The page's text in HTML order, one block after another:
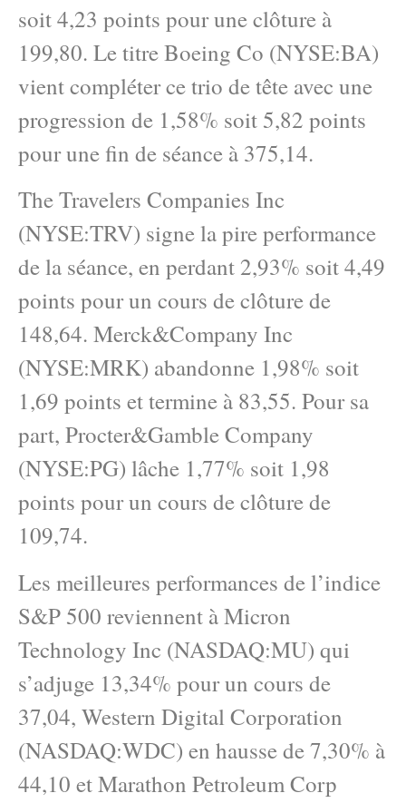
soit 4,23 points pour une clôture à
199,80. Le titre Boeing Co (NYSE:BA)
vient compléter ce trio de tête avec une
progression de 1,58% soit 5,82 points
pour une fin de séance à 375,14.
The Travelers Companies Inc
(NYSE:TRV) signe la pire performance
de la séance, en perdant 2,93% soit 4,49
points pour un cours de clôture de
148,64. Merck&Company Inc
(NYSE:MRK) abandonne 1,98% soit
1,69 points et termine à 83,55. Pour sa
part, Procter&Gamble Company
(NYSE:PG) lâche 1,77% soit 1,98
points pour un cours de clôture de
109,74.
Les meilleures performances de l’indice
S&P 500 reviennent à Micron
Technology Inc (NASDAQ:MU) qui
s’adjuge 13,34% pour un cours de
37,04, Western Digital Corporation
(NASDAQ:WDC) en hausse de 7,30% à
44,10 et Marathon Petroleum Corp